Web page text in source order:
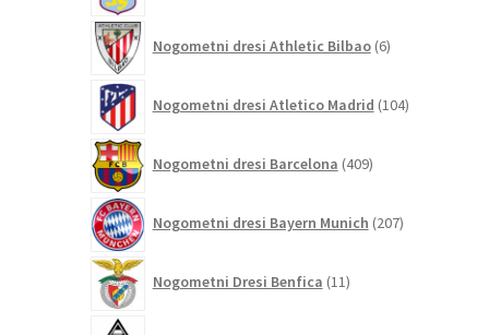
Nogometni dresi Athletic Bilbao 6izdelkov
Nogometni dresi Atletico Madrid 104izdelki
Nogometni dresi Barcelona 409izdelkov
Nogometni dresi Bayern Munich 207izdelkov
Nogometni Dresi Benfica 11izdelkov